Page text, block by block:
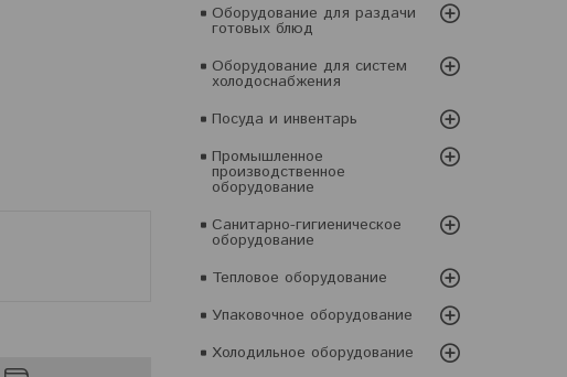
Оборудование для раздачи
готовых блюд
Оборудование для систем
холодоснабжения
Посуда и инвентарь
Промышленное
производственное
оборудование
Санитарно-гигиеническое
оборудование
Тепловое оборудование
Упаковочное оборудование
Холодильное оборудование